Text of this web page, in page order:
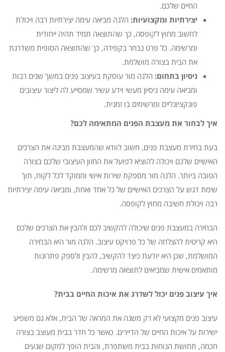
החיים שלכם.
יצירתיות ומקצועיות: הלנה מביאה עימה יצירתיות רבה ויכולת
לחשוב מחוץ לקופסה, כך שהתוצאה תמיד תהיה ייחודית
ומרשימה. כל פרט נבחר בקפידה, כך שהתוצאה הסופית משדרגת
את הבית בצורה מושלמת.
ניסיון בתחום: הלנה מור עוסקת בעיצוב פנים במשך שנים רבות
ומביאה עימה ניסיון מעשי וידע עשיר שמסייע לה ליצור עיצובים
פונקציונליים ומרשימים בו זמנית.
איך לבחור את מעצבת הפנים המתאימה לכם?
בעת בחירת מעצבת פנים, חשוב לוודא שהמעצבת מבינה את הצרכים
האישיים שלכם ויכולה להוציא לפועל את החזון העיצובי שלכם בצורה
הטובה ביותר. הלנה מור מספקת שירות אישי וממוקד לכל לקוח, תוך
שימת דגש על הצרכים האישיים של כל אחד ואחת, ומביאה עימה יצירתיות
רבה ויכולת חשיבה מחוץ לקופסה.
הבחירה במעצבת פנים שיכולה להקשיב לכם ולהבין את הצרכים שלכם
היא קריטית להצלחה של כל פרויקט עיצוב. הלנה מור היא הבחירה
המושלמת, שכן היא יודעת כיצד להקשיב, להבין ולספק פתרונות
מותאמים אישית שמביאים לתוצאה מרשימה.
איך עיצוב פנים יכול לשדרג את איכות החיים בבית?
עיצוב פנים מקצועי לא רק משנה את המראה של הבית, אלא גם משפיע
ישירות על איכות החיים של הדיירים. כאשר כל חדר בבית מעוצב בצורה
חכמה, תחושת הנוחות בבית משתפרת, והבית הופך למקום שנעים